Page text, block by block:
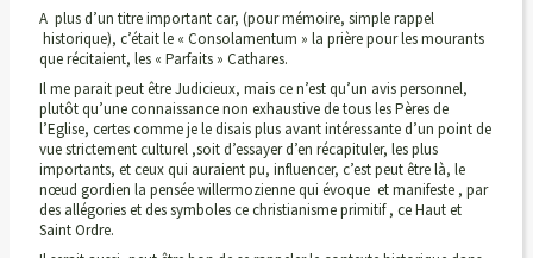
A plus d’un titre important car, (pour mémoire, simple rappel
historique), c’était le « Consolamentum » la prière pour les mourants
que récitaient, les « Parfaits » Cathares.
Il me parait peut être Judicieux, mais ce n’est qu’un avis personnel,
plutôt qu’une connaissance non exhaustive de tous les Pères de
l’Eglise, certes comme je le disais plus avant intéressante d’un point de
vue strictement culturel ,soit d’essayer d’en récapituler, les plus
importants, et ceux qui auraient pu, influencer, c’est peut être là, le
nœud gordien la pensée willermozienne qui évoque et manifeste , par
des allégories et des symboles ce christianisme primitif , ce Haut et
Saint Ordre.